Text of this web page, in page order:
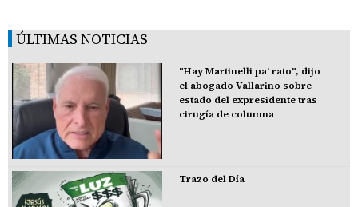
ÚLTIMAS NOTICIAS
"Hay Martinelli pa' rato", dijo
el abogado Vallarino sobre
estado del expresidente tras
cirugía de columna
Trazo del Día